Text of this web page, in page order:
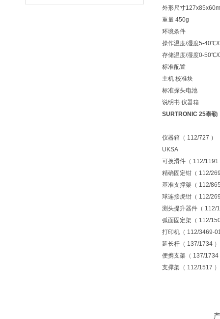
外形尺寸
重量 450g
环境条件
操作温度/湿度5-40℃/
存储温度/湿度0-50℃/
标准配置
主机 校准块
标准探头电池
说明书 仪器箱
SURTRONIC 25泰勒
仪器箱（ 112/727 ）
UKSA
可换滑件（ 112/1191
精确固定钳（ 112/
基准支撑架（ 112/
球连接虎钳（ 112/
测头提升器件（ 112/
弧面固定架（ 112/
打印机（ 112/3469-
延长杆（ 137/1734 ）
便携支架（ 137/1734
支撑架（ 112/1517 ）